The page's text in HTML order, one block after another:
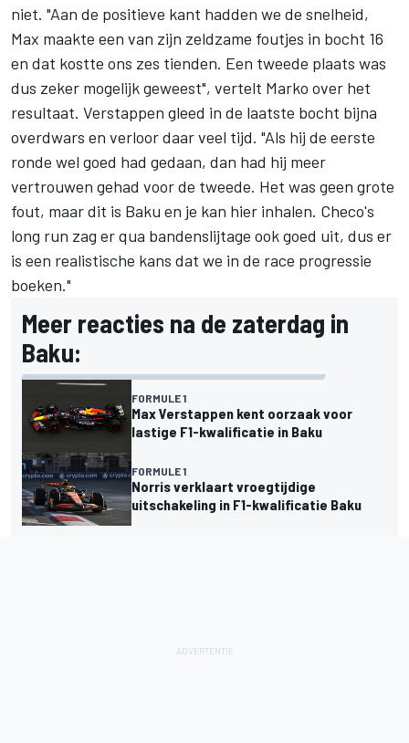
niet. "Aan de positieve kant hadden we de snelheid,
Max maakte een van zijn zeldzame foutjes in bocht 16
en dat kostte ons zes tienden. Een tweede plaats was
dus zeker mogelijk geweest", vertelt Marko over het
resultaat. Verstappen gleed in de laatste bocht bijna
overdwars en verloor daar veel tijd. "Als hij de eerste
ronde wel goed had gedaan, dan had hij meer
vertrouwen gehad voor de tweede. Het was geen grote
fout, maar dit is Baku en je kan hier inhalen. Checo's
long run zag er qua bandenslijtage ook goed uit, dus er
is een realistische kans dat we in de race progressie
boeken."
Meer reacties na de zaterdag in
Baku:
FORMULE 1
Max Verstappen kent oorzaak voor
lastige F1-kwalificatie in Baku
FORMULE 1
Norris verklaart vroegtijdige
uitschakeling in F1-kwalificatie Baku